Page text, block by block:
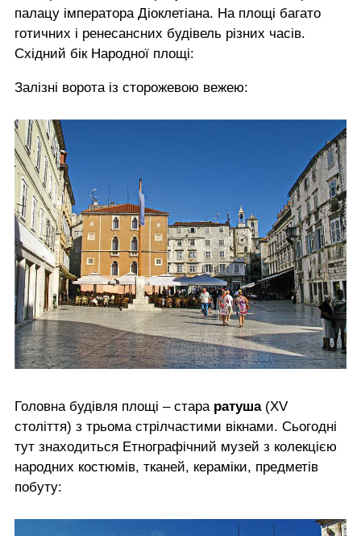
палацу імператора Діоклетіана. На площі багато
готичних і ренесансних будівель різних часів.
Східний бік Народної площі:
Залізні ворота із сторожевою вежею:
Головна будівля площі – стара ратуша (XV
століття) з трьома стрілчастими вікнами. Сьогодні
тут знаходиться Етнографічний музей з колекцією
народних костюмів, тканей, кераміки, предметів
побуту: